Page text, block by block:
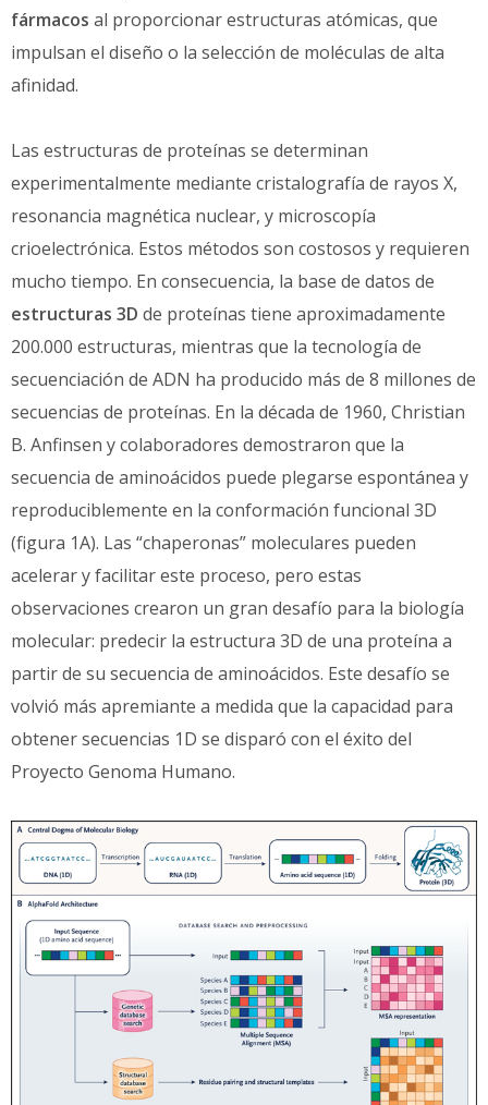
fármacos al proporcionar estructuras atómicas, que
impulsan el diseño o la selección de moléculas de alta
afinidad.
Las estructuras de proteínas se determinan
experimentalmente mediante cristalografía de rayos X,
resonancia magnética nuclear, y microscopía
crioelectrónica. Estos métodos son costosos y requieren
mucho tiempo. En consecuencia, la base de datos de
estructuras 3D de proteínas tiene aproximadamente
200.000 estructuras, mientras que la tecnología de
secuenciación de ADN ha producido más de 8 millones de
secuencias de proteínas. En la década de 1960, Christian
B. Anfinsen y colaboradores demostraron que la
secuencia de aminoácidos puede plegarse espontánea y
reproduciblemente en la conformación funcional 3D
(figura 1A). Las “chaperonas” moleculares pueden
acelerar y facilitar este proceso, pero estas
observaciones crearon un gran desafío para la biología
molecular: predecir la estructura 3D de una proteína a
partir de su secuencia de aminoácidos. Este desafío se
volvió más apremiante a medida que la capacidad para
obtener secuencias 1D se disparó con el éxito del
Proyecto Genoma Humano.